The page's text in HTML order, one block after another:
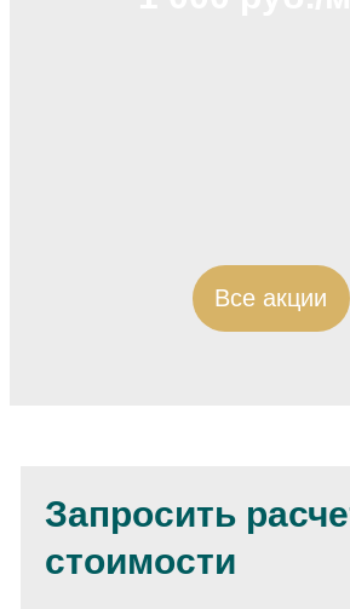
Все акции
Запросить
стоимости